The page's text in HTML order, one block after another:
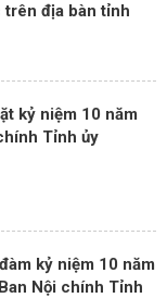
địa bàn tỉnh
kỷ niệm 10 năm
Tỉnh ủy
kỷ niệm 10 năm
Nội chính Tỉnh